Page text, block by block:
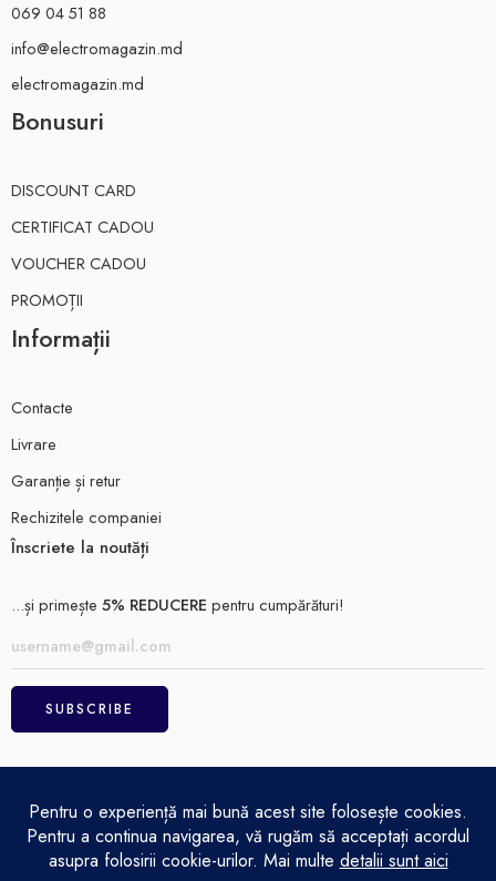
069 04 51 88
info@electromagazin.md
electromagazin.md
Bonusuri
DISCOUNT CARD
CERTIFICAT CADOU
VOUCHER CADOU
PROMOȚII
Informații
Contacte
Livrare
Garanție și retur
Rechizitele companiei
Înscriete la noutăți
...și primește 5% REDUCERE pentru cumpărături!
ELECTRO MAGAZIN SRL© 2026